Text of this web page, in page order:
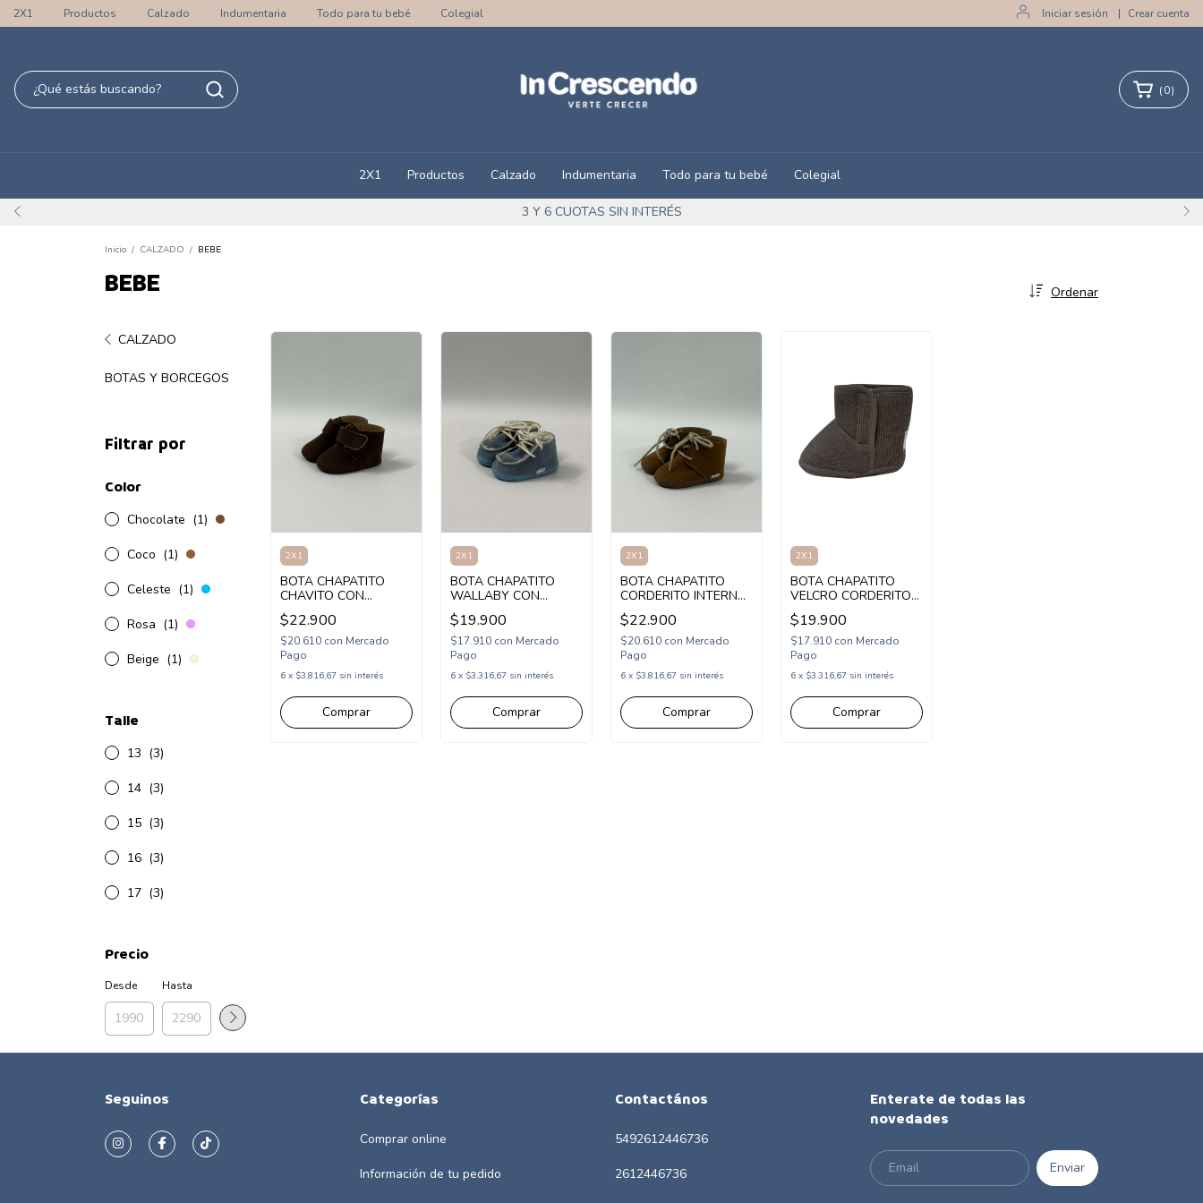
2X1 Productos Calzado Indumentaria Todo para tu bebé Colegial Iniciar sesión | Crear cuenta
3 Y 6 CUOTAS SIN INTERÉS
(0)
2X1 Productos Calzado Indumentaria Todo para tu bebé Colegial
Inicio / CALZADO / BEBE
BEBE Ordenar
CALZADO
BOTAS Y BORCEGOS
Filtrar por
Color
Chocolate (1)
Coco (1)
Celeste (1)
Rosa (1)
Beige (1)
Talle
13 (3)
14 (3)
15 (3)
16 (3)
17 (3)
Precio
Desde Hasta
2X1
BOTA CHAPATITO
CHAVITO CON
CORDON 13-17
(CH670)
$22.900
$20.610 con Mercado
Pago
6 x $3.816,67 sin interés
Comprar
2X1
BOTA CHAPATITO
WALLABY CON
CORDON Y
CORDERITO 14-17
(CH2800)
$19.900
$17.910 con Mercado
Pago
6 x $3.316,67 sin interés
Comprar
2X1
BOTA CHAPATITO
CORDERITO INTERNO
CON ABROJO 13-17
(CH798)
$22.900
$20.610 con Mercado
Pago
6 x $3.816,67 sin interés
Comprar
2X1
BOTA CHAPATITO
VELCRO CORDERITO
13-17 GRIS (CH158GR)
$19.900
$17.910 con Mercado
Pago
6 x $3.316,67 sin interés
Comprar
Seguinos Categorías
Comprar online
Información de tu pedido
Contactános
5492612446736
2612446736
Enterate de todas las
novedades